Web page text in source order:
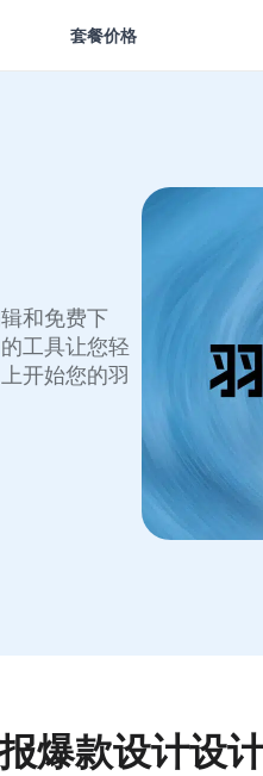
套餐价格
和免费下
工具让您轻
开始您的羽
爆款设计设